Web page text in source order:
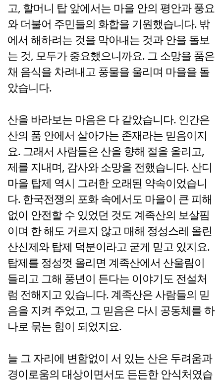
고, 할머니 탑 앞에서는 마을 안의 평안과 풍요
와 더불어 주민들의 화합을 기원했습니다. 밖
에서 해하려는 것을 막아내는 것과 안을 돌보
는 것, 모두가 중요했으니까요. 그 소망을 품은
채 음식을 차려내고 풍물을 울리며 마을을 돌
았습니다.
산을 바라보는 마음은 다 같았습니다. 인간은
산의 품 안에서 살아가는 존재라는 믿음이지
요. 그래서 사람들은 산을 향해 절을 올리고,
제를 지내며, 감사와 소망을 전했습니다. 산디
마을 탑제 역시 그러한 오래된 약속이었습니
다. 한국전쟁의 포화 속에서도 마을이 큰 피해
없이 안전할 수 있었던 것도 계족산의 보살핌
이며 한 해도 거르지 않고 매해 정성스레 올린
산신제와 탑제 덕분이라고 굳게 믿고 있지요.
탑제를 정성껏 올리면 계족산에서 산울림이
들리고 그해 풍년이 든다는 이야기도 전설처
럼 전해지고 있습니다. 계족산은 사람들의 믿
음을 지켜 주었고, 그 믿음은 다시 공동체를 하
나로 묶는 힘이 되었지요.
늘 그 자리에 변함없이 서 있는 산은 두려움과
경이로움의 대상이면서도 든든한 안식처였습